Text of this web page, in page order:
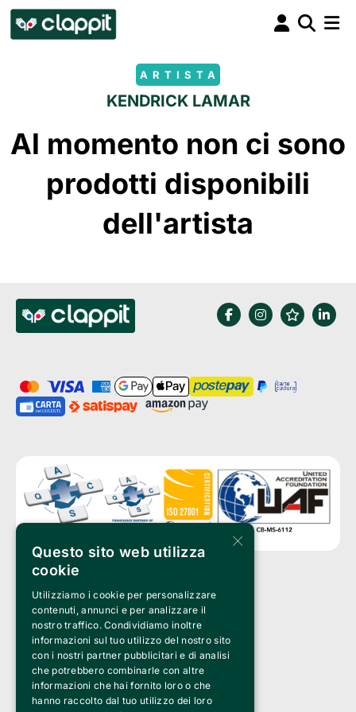
ARTISTA
KENDRICK LAMAR
Al momento non ci sono
prodotti disponibili
dell'artista
Clappit è un marchio di proprietà di:
Bemils Srl
a Socio Unico
Via Fosse Ardeatine, 4 -20092 Cinisello Balsamo (MI)
PI 05589050961
Iscr. C.C.I.A.A. Milano R.E.A. 1833471
© 2010-2025 Bemils Srl - Tutti i diritti riservati
Credits:
×
Questo sito web utilizza
cookie
Utilizziamo i cookie per personalizzare
contenuti, annunci e per analizzare il
nostro traffico. Condividiamo inoltre
informazioni sul tuo utilizzo del nostro sito
con i nostri partner pubblicitari e di analisi
che potrebbero combinarle con altre
informazioni che hai fornito loro o che
hanno raccolto dal tuo utilizzo dei loro